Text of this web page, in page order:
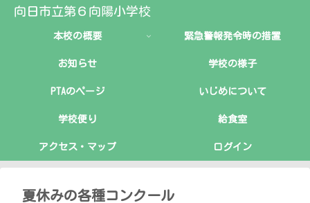
向日市立第６向陽小学校
本校の概要 緊急警報発令時の措置
お知らせ 学校の様子
PTAのページ いじめについて
学校便り 給食室
アクセス・マップ ログイン
夏休みの各種コンクール